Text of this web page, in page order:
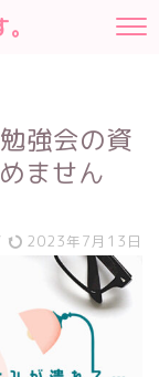
強会の資
ません
2023年7月13日